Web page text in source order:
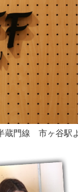
蔵門線 市ヶ谷駅よ